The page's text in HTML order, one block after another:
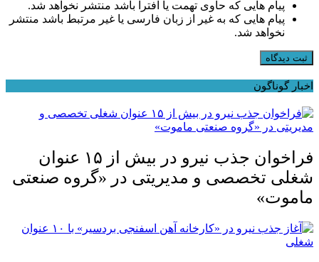
پیام هایی که حاوی تهمت یا افترا باشد منتشر نخواهد شد.
پیام هایی که به غیر از زبان فارسی یا غیر مرتبط باشد منتشر
نخواهد شد.
ثبت دیدگاه
اخبار گوناگون
فراخوان جذب نیرو در بیش از ۱۵ عنوان
شغلی تخصصی و مدیریتی در «گروه صنعتی
ماموت»